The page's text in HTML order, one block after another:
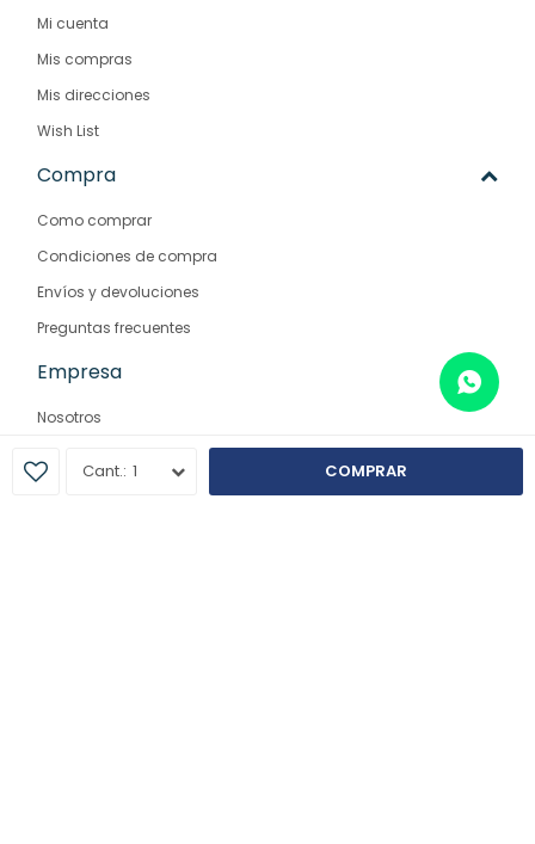
1 COMPRAR
Mi cuenta
Mis compras
Mis direcciones
Wish List
Compra
Como comprar
Condiciones de compra
Envíos y devoluciones
Preguntas frecuentes
Empresa
Nosotros